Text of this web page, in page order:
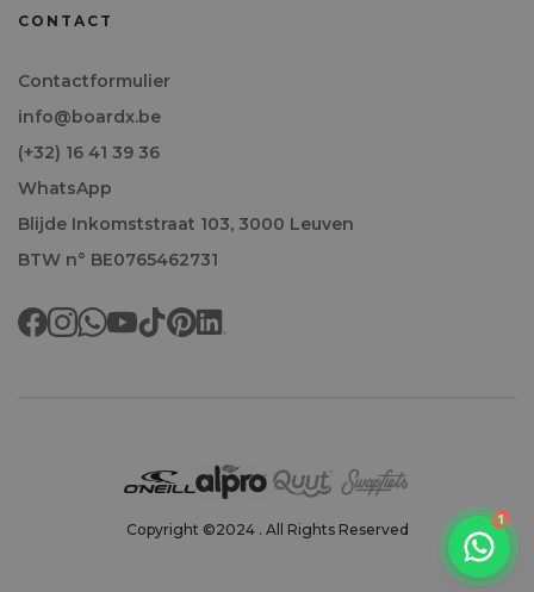
CONTACT
Contactformulier
info@boardx.be
(+32) 16 41 39 36
WhatsApp
Blijde Inkomststraat 103, 3000 Leuven
BTW n° BE0765462731
Copyright ©2024 . All Rights Reserved
1
Welkom!